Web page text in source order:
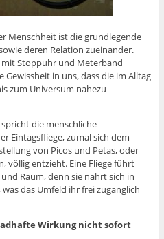
Menschheit ist die grundlegende
deren Relation zueinander.
Stoppuhr und Meterband
in uns, dass die im Alltag
zum Universum nahezu
die menschliche
Eintagsfliege, zumal sich dem
von Picos und Petas, oder
völlig entzieht. Eine Fliege führt
Raum, denn sie nährt sich in
das Umfeld ihr frei zugänglich
Wirkung nicht sofort